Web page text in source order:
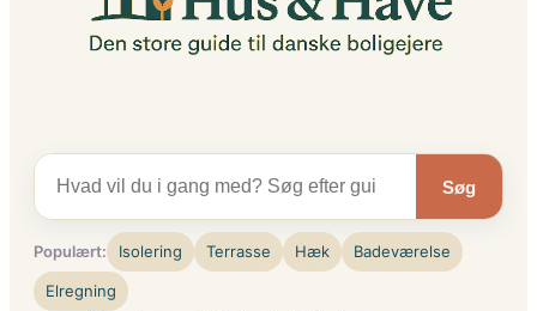
Søg
Populært: Isolering Terrasse Hæk Badeværelse
Elregning